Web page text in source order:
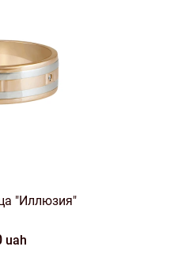
"Иллюзия"
uah